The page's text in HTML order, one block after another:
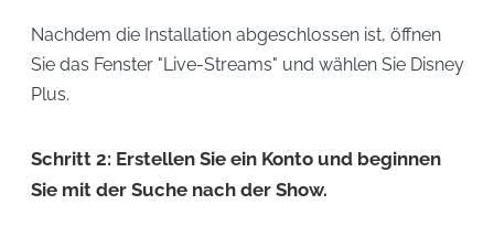
Nachdem die Installation abgeschlossen ist, öffnen
Sie das Fenster "Live-Streams" und wählen Sie Disney
Plus.
Schritt 2: Erstellen Sie ein Konto und beginnen
Sie mit der Suche nach der Show.